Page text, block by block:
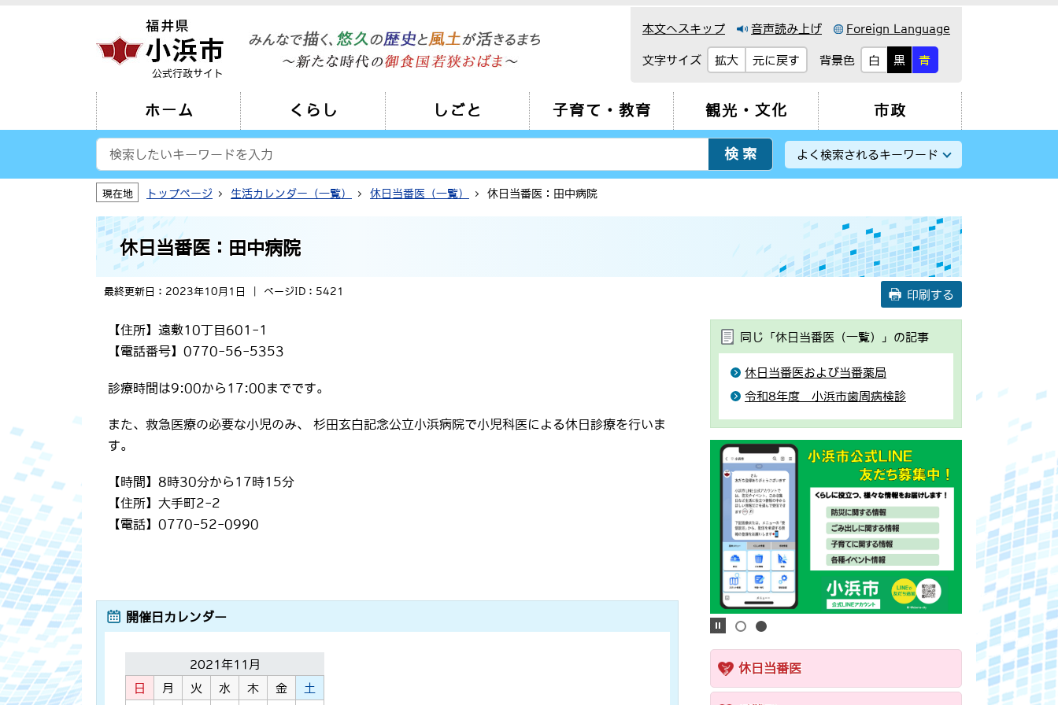
公式行政サイト
本文へスキップ 音声読み上げ Foreign Language
文字サイズ 拡大 元に戻す 背景色 白 黒 青
ホーム くらし しごと 子育て・教育 観光・文化 市政
よく検索されるキーワード
現在地 トップページ 生活カレンダー（一覧） 休日当番医（一覧） 休日当番医：田中病院
休日当番医：田中病院
最終更新日：2023年10月1日 ページID：5421 印刷する
【住所】遠敷10丁目601-1
【電話番号】0770-56-5353
診療時間は9:00から17:00までです。
また、救急医療の必要な小児のみ、 杉田玄白記念公立小浜病院で小児科医による休日診療を行いま
す。
【時間】8時30分から17時15分
【住所】大手町2-2
【電話】0770-52-0990
開催日カレンダー
2021年11月
日 月 火 水 木 金 土
同じ「休日当番医（一覧）」の記事
休日当番医および当番薬局
令和8年度 小浜市歯周病検診
休日当番医